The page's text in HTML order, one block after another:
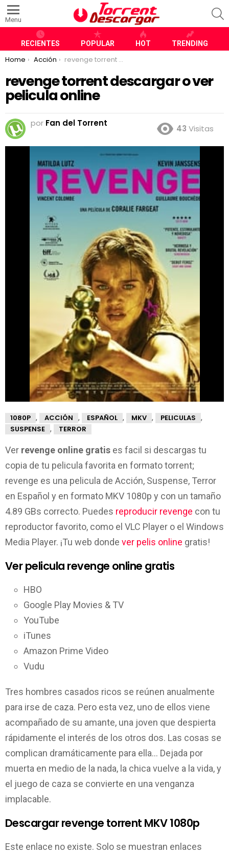
Menu
RECIENTES POPULAR HOT TRENDING
You are here:
Home Acción revenge torrent descargar o ver pelicula online
revenge torrent descargar o ver
pelicula online
por Fan del Torrent
43 Visitas
1080P , ACCIÓN , ESPAÑOL , MKV , PELICULAS ,
SUSPENSE , TERROR
Ver revenge online gratis es facil si descargas tu
copia de tu pelicula favorita en formato torrent;
revenge es una pelicula de Acción, Suspense, Terror
en Español y en formato MKV 1080p y con un tamaño
4.89 GBs correcto. Puedes reproducir revenge con tu
reproductor favorito, como el VLC Player o el Windows
Media Player. ¡Tu web donde ver pelis online gratis!
Ver pelicula revenge online gratis
HBO
Google Play Movies & TV
YouTube
iTunes
Amazon Prime Video
Vudu
Tres hombres casados ricos se reúnen anualmente
para irse de caza. Pero esta vez, uno de ellos viene
acompañado de su amante, una joven que despierta
rápidamente el interés de los otros dos. Las cosas se
complican dramáticamente para ella… Dejada por
muerta en medio de la nada, la chica vuelve a la vida, y
el juego de caza se convierte en una venganza
implacable.
Descargar revenge torrent MKV 1080p
Este enlace no existe. Solo se muestran enlaces